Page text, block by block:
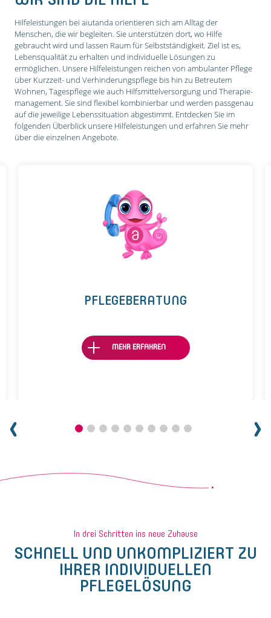
Hilfeleistungen bei aiutanda orientieren sich am Alltag der
Menschen, die wir begleiten. Sie unterstützen dort, wo Hilfe
gebraucht wird und lassen Raum für Selbstständigkeit. Ziel ist es,
Lebensqualität zu erhalten und individuelle Lösungen zu
ermöglichen. Unsere Hilfeleistungen reichen von ambulanter Pflege
über Kurzzeit- und Verhinderungs­pflege bis hin zu Betreutem
Wohnen, Tagespflege wie auch Hilfsmittel­versorgung und Therapie­
management. Sie sind flexibel kombinierbar und werden passgenau
auf die jeweilige Lebenssituation abgestimmt. Entdecken Sie im
folgenden Überblick unsere Hilfeleistungen und erfahren Sie mehr
über die einzelnen Angebote.
PFLEGEBERATUNG
MEHR ERFAHREN
In drei Schritten ins neue Zuhause
SCHNELL UND UNKOMPLIZIERT ZU
IHRER INDIVIDUELLEN
PFLEGELÖSUNG